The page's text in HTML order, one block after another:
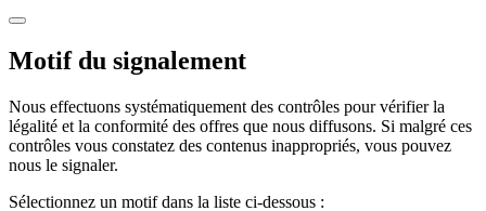
Motif du signalement
Nous effectuons systématiquement des contrôles pour vérifier la
légalité et la conformité des offres que nous diffusons. Si malgré ces
contrôles vous constatez des contenus inappropriés, vous pouvez
nous le signaler.
Sélectionnez un motif dans la liste ci-dessous :